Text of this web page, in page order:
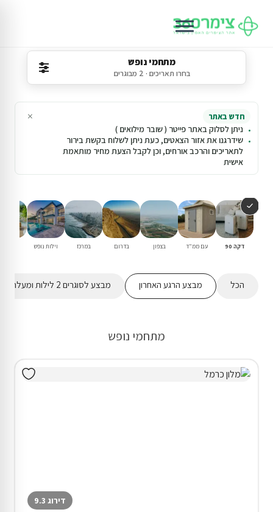
מתחמי נופש
בחרו תאריכים · 2 מבוגרים
חדש באתר
ניתן לסלוק באתר פייטר ( שובר מילואים )
שידרגנו את אזור הצאטים, כעת ניתן לשלוח בקשת בירור
לתאריכים והרכב אורחים, וכן לקבל הצעת מחיר מותאמת
אישית
×
דקה 90 עם ממ"ד בצפון בדרום במרכז וילות נופש
הכל מבצע הרגע האחרון מבצע לסוגרים 2 לילות ומעלה
מתחמי נופש
דירוג 9.3